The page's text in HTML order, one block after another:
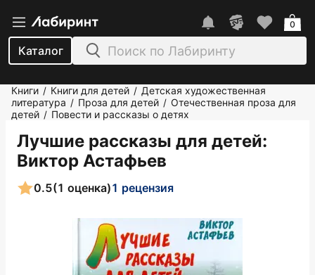
Каталог
0
Книги / Книги для детей / Детская художественная
литература / Проза для детей / Отечественная проза для
детей / Повести и рассказы о детях
Лучшие рассказы для детей:
Виктор Астафьев
0.5(1 оценка)1 рецензия